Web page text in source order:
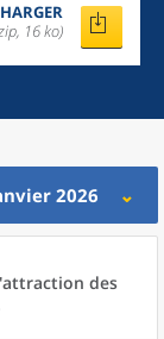
16 ko)
2026
des